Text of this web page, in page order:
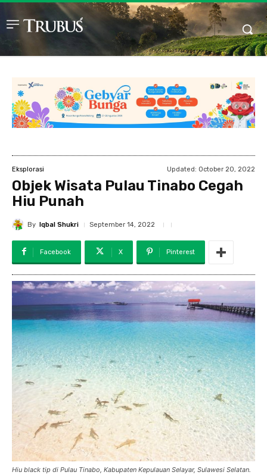
Eksplorasi Updated: October 20, 2022
Objek Wisata Pulau Tinabo Cegah
Hiu Punah
By Iqbal Shukri September 14, 2022
Facebook X Pinterest
Hiu black tip di Pulau Tinabo, Kabupaten Kepulauan Selayar, Sulawesi Selatan.